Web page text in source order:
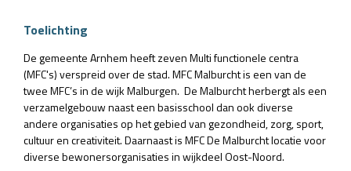
Toelichting
De gemeente Arnhem heeft zeven Multi functionele centra
(MFC's) verspreid over de stad. MFC Malburcht is een van de
twee MFC’s in de wijk Malburgen. De Malburcht herbergt als een
verzamelgebouw naast een basisschool dan ook diverse
andere organisaties op het gebied van gezondheid, zorg, sport,
cultuur en creativiteit. Daarnaast is MFC De Malburcht locatie voor
diverse bewonersorganisaties in wijkdeel Oost-Noord.